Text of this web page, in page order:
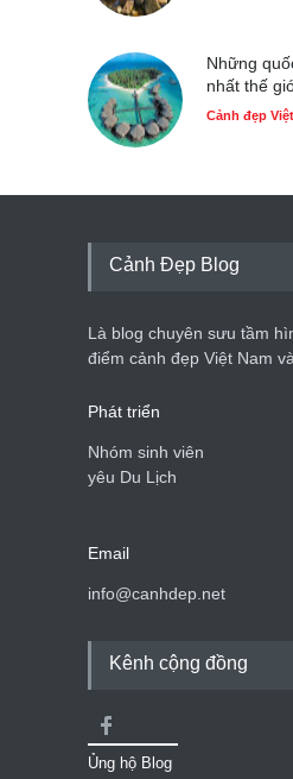
Những
nhất thế
Cảnh đẹp
Cảnh Đẹp Blog
Là blog chuyên sưu tầm
điểm cảnh đẹp Việt Nam
Phát triển
Nhóm sinh viên
yêu Du Lịch
Email
info@canhdep.net
Kênh cộng đồng
Ủng hộ Blog